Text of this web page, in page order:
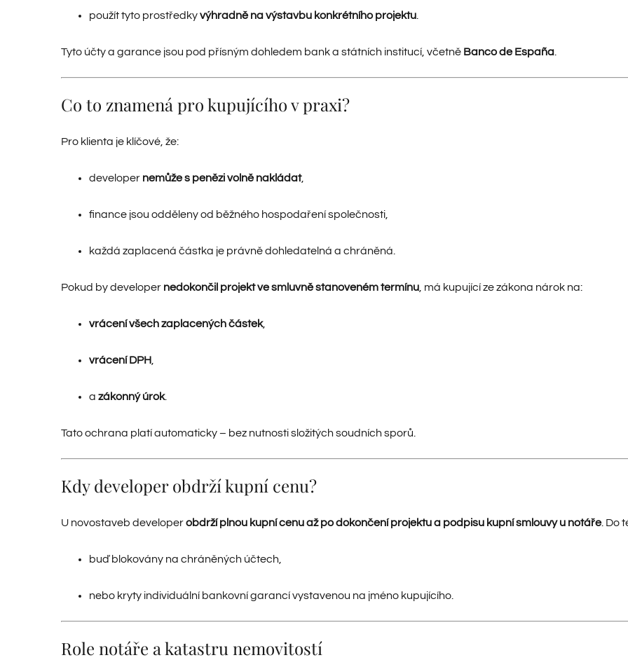
použít tyto prostředkyvýhradně na výstavbu konkrétního projektu.
Tyto účty a garance jsou pod přísným dohledem bank a státních institucí, včetně Banco de España.
Co to znamená pro kupujícího v praxi?
Pro klienta je klíčové, že:
developer nemůže s penězi volně nakládat,
finance jsou odděleny od běžného hospodaření společnosti,
každá zaplacená částka je právně dohledatelná a chráněná.
Pokud by developer nedokončil projekt ve smluvně stanoveném termínu, má kupující ze zákona nárok na:
vrácení všech zaplacených částek,
vrácení DPH,
a zákonný úrok.
Tato ochrana platí automaticky – bez nutnosti složitých soudních sporů.
Kdy developer obdrží kupní cenu?
U novostaveb developerobdrží plnou kupní cenu až po dokončení projektu a podpisu kupní smlouvy u notáře. Do
buď blokovány na chráněných účtech,
nebo kryty individuální bankovní garancí vystavenou na jméno kupujícího.
Role notáře a katastru nemovitostí